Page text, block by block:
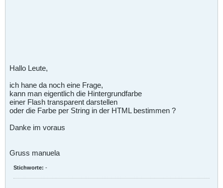
Hallo Leute,
ich hane da noch eine Frage,
kann man eigentlich die Hintergrundfarbe
einer Flash transparent darstellen
oder die Farbe per String in der HTML bestimmen ?
Danke im voraus
Gruss manuela
Stichworte: -